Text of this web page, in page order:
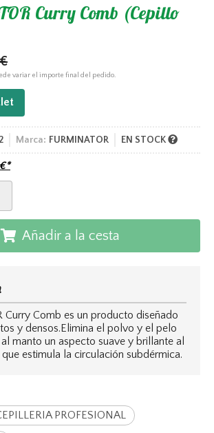
Curry Comb (Cepillo
€
variar el importe final del pedido.
Marca: FURMINATOR EN STOCK
*
Añadir a la cesta
Curry Comb es un producto diseñado
y densos.Elimina el polvo y el pelo
manto un aspecto suave y brillante al
estimula la circulación subdérmica.
PROFESIONAL